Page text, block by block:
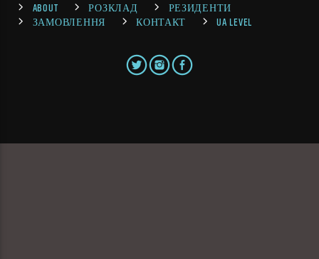
ABOUT РОЗКЛАД
РЕЗИДЕНТИ
ЗАМОВЛЕННЯ
КОНТАКТ UA LEVEL